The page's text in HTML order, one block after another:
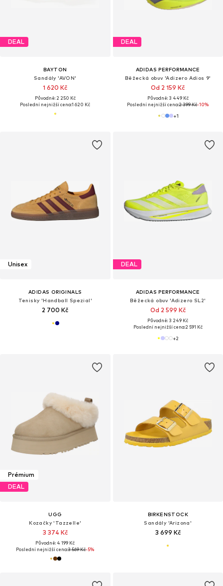
DEAL
BAYTON
Sandály 'AVON'
1 620 Kč
Původně: 2 250 Kč
Poslední nejnižší cena:1 620 Kč
DEAL
ADIDAS PERFORMANCE
Běžecká obuv 'Adizero Adios 9'
Od 2 159 Kč
Původně: 3 449 Kč
Poslední nejnižší cena:2 399 Kč-10%
+1
Unisex
ADIDAS ORIGINALS
Tenisky 'Handball Spezial'
2 700 Kč
DEAL
ADIDAS PERFORMANCE
Běžecká obuv 'Adizero SL2'
Od 2 599 Kč
Původně: 3 249 Kč
Poslední nejnižší cena:2 591 Kč
+2
Prémium
DEAL
UGG
Kozačky 'Tazzelle'
3 374 Kč
Původně: 4 199 Kč
Poslední nejnižší cena:3 569 Kč-5%
BIRKENSTOCK
Sandály 'Arizona'
3 699 Kč